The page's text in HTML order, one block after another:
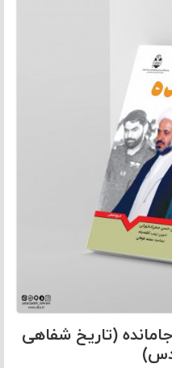
(تاریخ شفاهی